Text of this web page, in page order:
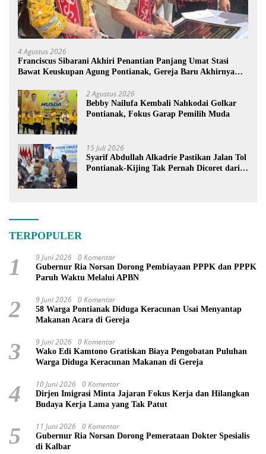
4 Agustus 2026
Franciscus Sibarani Akhiri Penantian Panjang Umat Stasi
Bawat Keuskupan Agung Pontianak, Gereja Baru Akhirnya
2 Agustus 2026
Bebby Nailufa Kembali Nahkodai Golkar
Pontianak, Fokus Garap Pemilih Muda
15 Juli 2026
Syarif Abdullah Alkadrie Pastikan Jalan Tol
Pontianak-Kijing Tak Pernah Dicoret dari
TERPOPULER
1 9 Juni 2026 0 Komentar
Gubernur Ria Norsan Dorong Pembiayaan PPPK dan PPPK
Paruh Waktu Melalui APBN
2 9 Juni 2026 0 Komentar
58 Warga Pontianak Diduga Keracunan Usai Menyantap
Makanan Acara di Gereja
3 9 Juni 2026 0 Komentar
Wako Edi Kamtono Gratiskan Biaya Pengobatan Puluhan
Warga Diduga Keracunan Makanan di Gereja
4 10 Juni 2026 0 Komentar
Dirjen Imigrasi Minta Jajaran Fokus Kerja dan Hilangkan
Budaya Kerja Lama yang Tak Patut
5 11 Juni 2026 0 Komentar
Gubernur Ria Norsan Dorong Pemerataan Dokter Spesialis
di Kalbar